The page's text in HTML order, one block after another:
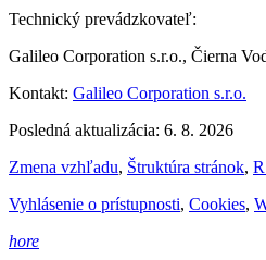
Technický prevádzkovateľ:
Galileo Corporation s.r.o., Čierna
Kontakt: Galileo Corporation s.r.o.
Posledná aktualizácia: 6. 8. 2026
Zmena vzhľadu, Štruktúra stránok,
Vyhlásenie o prístupnosti, Cookies,
hore